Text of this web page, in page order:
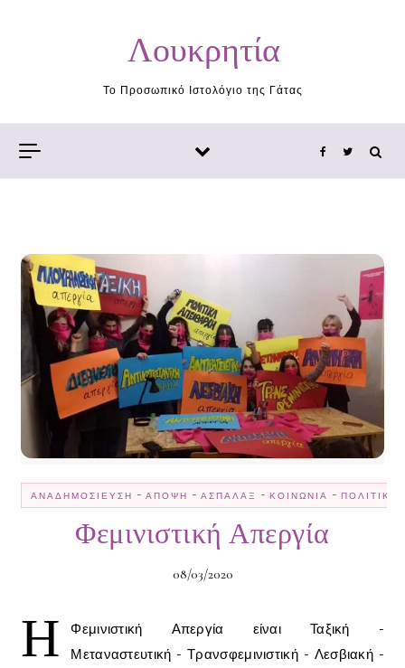
Λουκρητία
Το Προσωπικό Ιστολόγιο της Γάτας
ΑΝΑΔΗΜΟΣΊΕΥΣΗ - ΆΠΟΨΗ - ΑΣΠΆΛΑΞ - ΚΟΙΝΩΝΊΑ - ΠΟΛΙΤΙΚΉ
Φεμινιστική Απεργία
08/03/2020
Η
Φεμινιστική Απεργία είναι Ταξική -
Μεταναστευτική - Τρανσφεμινιστική - Λεσβιακή -